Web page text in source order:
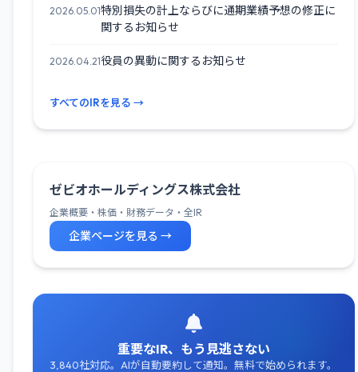
2026.05.01特別損失の計上ならびに通期業績予想の修正に
関するお知らせ
2026.04.21役員の異動に関するお知らせ
すべてのIRを見る →
ゼビオホールディングス株式会社
企業概要・株価・財務データ・全IR
企業ページを見る →
重要なIR、もう見逃さない
3,840社対応。AIが自動要約して通知。無料で始められます。